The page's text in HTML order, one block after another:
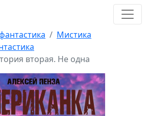
Мистика
вторая. Не одна